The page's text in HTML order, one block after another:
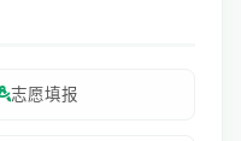
志愿填报